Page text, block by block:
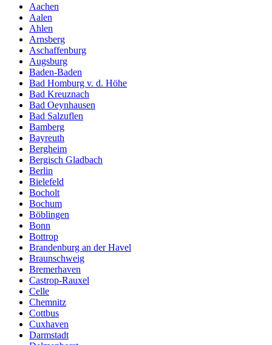
Aachen
Aalen
Ahlen
Arnsberg
Aschaffenburg
Augsburg
Baden-Baden
Bad Homburg v. d. Höhe
Bad Kreuznach
Bad Oeynhausen
Bad Salzuflen
Bamberg
Bayreuth
Bergheim
Bergisch Gladbach
Berlin
Bielefeld
Bocholt
Bochum
Böblingen
Bonn
Bottrop
Brandenburg an der Havel
Braunschweig
Bremerhaven
Castrop-Rauxel
Celle
Chemnitz
Cottbus
Cuxhaven
Darmstadt